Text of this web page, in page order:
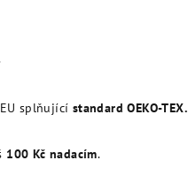
splňující standard OEKO-TEX.
100 Kč nadacím.